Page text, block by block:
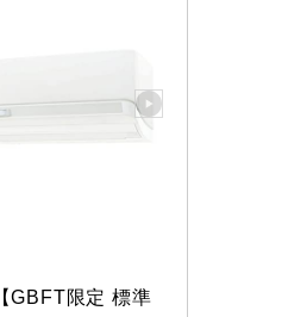
GBFT限定 標準